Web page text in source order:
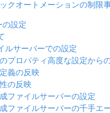
クオートメーションの制限
の設定
ルサーバーでの設定
プロパティ高度な設定から
義の反映
の反映
ファイルサーバーの設定
ファイルサーバーの千手エ